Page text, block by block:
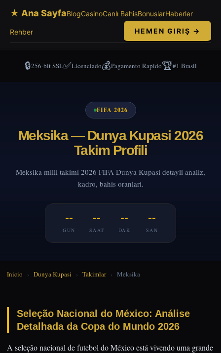
★ Ana SayfaBlogCasinoCanlı BahisBonuslarHaberler
Rehber HEMEN GIRIŞ →
🔒256-bit SSL✅Licenciado💰Pagamento Rapido🏆#1 Brasil
FIFA 2026
Meksika — Dunya Kupasi 2026
Takim Profili
Meksika milli takimi 2026 FIFA Dunya Kupasi detayli analiz,
kadro, bahis oranlari.
--
GUN
--
SAAT
--
DAK
--
SAN
Inicio › Dunya Kupasi › Takimlar › Meksika
Seleção Nacional do México: Análise
Detalhada da Copa do Mundo 2026
A seleção nacional de futebol do México está vivendo uma grande